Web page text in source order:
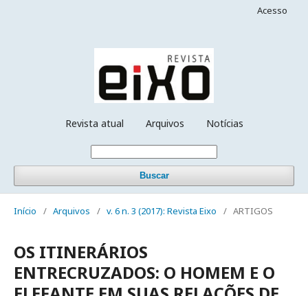
Revista atual Arquivos Notícias
Buscar
Acesso
Início / Arquivos / v. 6 n. 3 (2017): Revista Eixo / ARTIGOS
OS ITINERÁRIOS
ENTRECRUZADOS: O HOMEM E O